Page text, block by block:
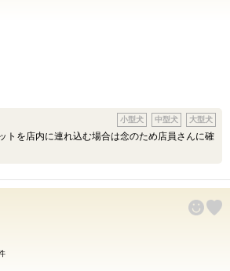
トを店内に連れ込む場合は念のため店員さんに確
小型犬 中型犬 大型犬